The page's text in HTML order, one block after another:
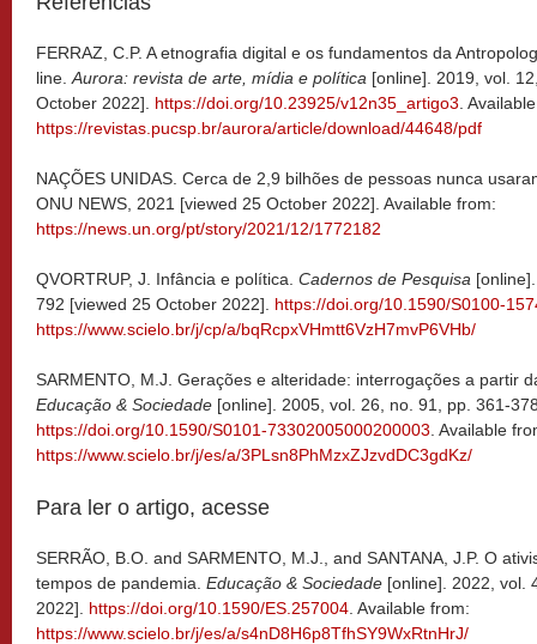
FERRAZ, C.P. A etnografia digital e os fundamentos da
line. Aurora: revista de arte, mídia e política [online]. 2019, vol.
October 2022]. https://doi.org/10.23925/v12n35_artigo3 .
https://revistas.pucsp.br/aurora/article/download/44648/pdf
NAÇÕES UNIDAS. Cerca de 2,9 bilhões de pessoas nunca
ONU NEWS, 2021 [viewed 25 October 2022]. Available from:
https://news.un.org/pt/story/2021/12/1772182
QVORTRUP, J. Infância e política. Cadernos de Pesquisa
792 [viewed 25 October 2022]. https://doi.org/10.1590/S0100-
https://www.scielo.br/j/cp/a/bqRcpxVHmtt6VzH7mvP6VHb/
SARMENTO, M.J. Gerações e alteridade: interrogações a partir
Educação & Sociedade [online]. 2005, vol. 26, no. 91, pp. 361-
https://doi.org/10.1590/S0101-73302005000200003 . Available
https://www.scielo.br/j/es/a/3PLsn8PhMzxZJzvdDC3gdKz/
Para ler o artigo, acesse
SERRÃO, B.O. and SARMENTO, M.J., and SANTANA, J.P. O
tempos de pandemia. Educação & Sociedade [online]. 2022, vol.
2022]. https://doi.org/10.1590/ES.257004 . Available from:
https://www.scielo.br/j/es/a/s4nD8H6p8TfhSY9WxRtnHrJ/